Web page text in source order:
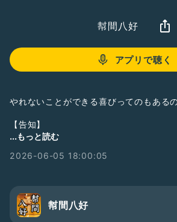
幇間八好
アプリで聴く
やれないことができる喜びってのもある
【告知】
★寄席出演情報
順次報告させて頂きます。
...もっと読む
2026-06-05 18:00:05
幇間八好